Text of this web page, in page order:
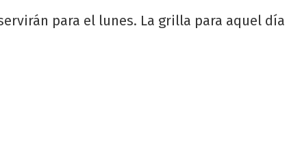
para el lunes. La grilla para aquel día